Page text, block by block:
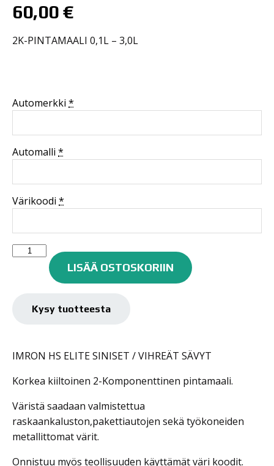
60,00 €
2K-PINTAMAALI 0,1L – 3,0L
Automerkki *
Automalli *
Värikoodi *
2-
PINTAMAALI
3,0L
LISÄÄ OSTOSKORIIN
Kysy tuotteesta
IMRON HS ELITE SINISET / VIHREÄT SÄVYT
Korkea kiiltoinen 2-Komponenttinen pintamaali.
Väristä saadaan valmistettua
raskaankaluston,pakettiautojen sekä työkoneiden
metallittomat värit.
Onnistuu myös teollisuuden käyttämät väri koodit.